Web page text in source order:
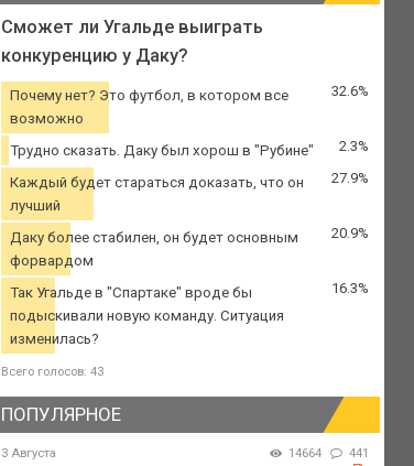
Сможет ли Угальде выиграть
конкуренцию у Даку?
Почему нет? Это футбол, в котором все
возможно
32.6%
Трудно сказать. Даку был хорош в "Рубине" 2.3%
Каждый будет стараться доказать, что он
лучший
27.9%
Даку более стабилен, он будет основным
форвардом
20.9%
Так Угальде в "Спартаке" вроде бы
подыскивали новую команду. Ситуация
изменилась?
16.3%
Всего голосов: 43
ПОПУЛЯРНОЕ
3 Августа 14664 441